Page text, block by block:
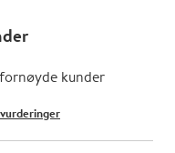
kunder